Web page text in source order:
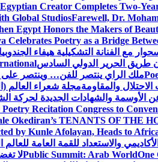
Egyptian Creator Completes Two-
Global StudiosFarewell, Dr.
Egypt Honors the Makers of
Celebrates Poetry as a Bridge
حوار مع الفنانة التشكيلية هيفاء الجندوبي
طريق الحرير الدولي السادس
ملك الراي ينتصر للفن… وينتصر
والمقاومةمجلة شعراء العالم
الأوسمة والشهادات الجديدة لحركة
Poetry Recitation Congress to
Okediran’s TENANTS OF THE
by Kunle Afolayan, Heads to
والاستعداد للقمة العامة للعالم
Public Summit: Arab WorldOne لا